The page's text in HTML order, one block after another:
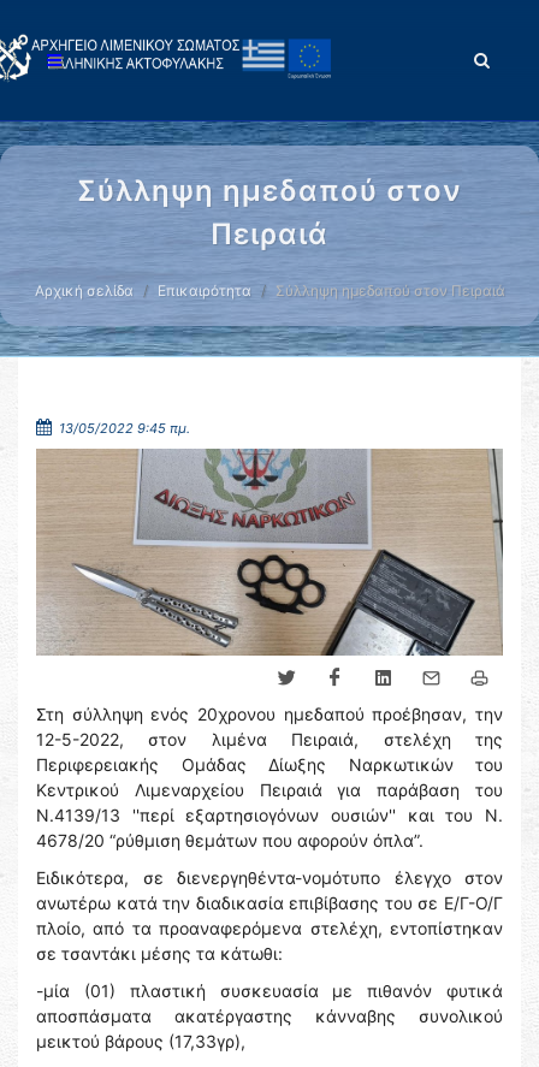
Σύλληψη ημεδαπού στον
Πειραιά
Αρχική σελίδα Επικαιρότητα Σύλληψη ημεδαπού στον Πειραιά
13/05/2022 9:45 πμ.
Στη σύλληψη ενός 20χρονου ημεδαπού προέβησαν, την
12-5-2022, στον λιμένα Πειραιά, στελέχη της
Περιφερειακής Ομάδας Δίωξης Ναρκωτικών του
Κεντρικού Λιμεναρχείου Πειραιά για παράβαση του
N.4139/13 ''περί εξαρτησιογόνων ουσιών'' και του Ν.
4678/20 “ρύθμιση θεμάτων που αφορούν όπλα”.
Ειδικότερα, σε διενεργηθέντα-νομότυπο έλεγχο στον
ανωτέρω κατά την διαδικασία επιβίβασης του σε Ε/Γ-Ο/Γ
πλοίο, από τα προαναφερόμενα στελέχη, εντοπίστηκαν
σε τσαντάκι μέσης τα κάτωθι:
-μία (01) πλαστική συσκευασία με πιθανόν φυτικά
αποσπάσματα ακατέργαστης κάνναβης συνολικού
μεικτού βάρους (17,33γρ),